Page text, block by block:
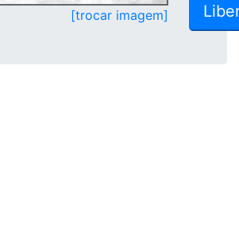
[trocar imagem]